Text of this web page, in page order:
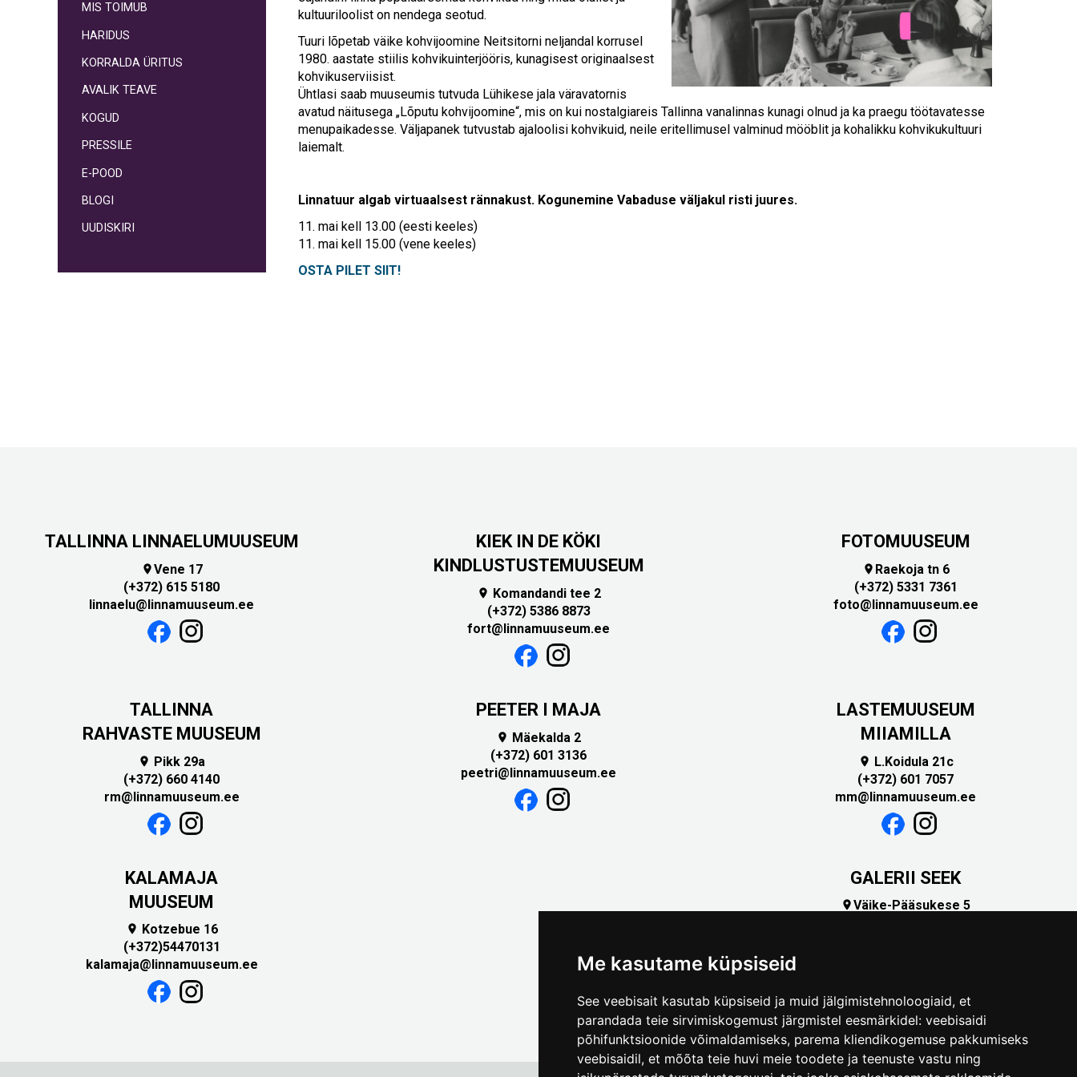
Me kasutame küpsiseid
See veebisait kasutab küpsiseid ja muid jälgimistehnoloogiaid, et
parandada teie sirvimiskogemust järgmistel eesmärkidel: veebisaidi
põhifunktsioonide võimaldamiseks, parema kliendikogemuse pakkumiseks
veebisaidil, et mõõta teie huvi meie toodete ja teenuste vastu ning
device
users
can
use
touch
and
swipe
MIS TOIMUB
HARIDUS
KORRALDA ÜRITUS
AVALIK TEAVE
KOGUD
PRESSILE
E-POOD
BLOGI
UUDISKIRI
kultuuriloolist on nendega seotud.
Tuuri lõpetab väike kohvijoomine Neitsitorni neljandal korrusel
1980. aastate stiilis kohvikuinterjööris, kunagisest originaalsest
kohvikuserviisist.
Ühtlasi saab muuseumis tutvuda Lühikese jala väravatornis
avatud näitusega „Lõputu kohvijoomine“, mis on kui nostalgiareis Tallinna vanalinnas kunagi olnud ja ka praegu töötavatesse
menupaikadesse. Väljapanek tutvustab ajaloolisi kohvikuid, neile eritellimusel valminud mööblit ja kohalikku kohvikukultuuri
laiemalt.
Linnatuur algab virtuaalsest rännakust. Kogunemine Vabaduse väljakul risti juures.
11. mai kell 13.00 (eesti keeles)
11. mai kell 15.00 (vene keeles)
OSTA PILET SIIT!
TALLINNA LINNAELUMUUSEUM
Vene 17
(+372) 615 5180
linnaelu@linnamuuseum.ee
KIEK IN DE KÖKI
KINDLUSTUSTEMUUSEUM
 Komandandi tee 2
(+372) 5386 8873
fort@linnamuuseum.ee
FOTOMUUSEUM
 Raekoja tn 6
(+372) 5331 7361
foto@linnamuuseum.ee
TALLINNA
RAHVASTE MUUSEUM
 Pikk 29a
(+372) 660 4140
rm@linnamuuseum.ee
PEETER I MAJA
 Mäekalda 2
(+372) 601 3136
peetri@linnamuuseum.ee
LASTEMUUSEUM
MIIAMILLA
 L.Koidula 21c
(+372) 601 7057
mm@linnamuuseum.ee
KALAMAJA
MUUSEUM

Kotzebue 16
(+372)54470131
kalamaja@linnamuuseum.ee
GALERII SEEK
Väike-Pääsukese 5